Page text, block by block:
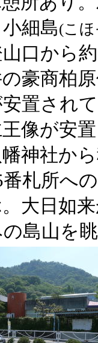
細島(こ
口から
豪商柏
置され
像が安
神社か
札所へ
大日如
島山を